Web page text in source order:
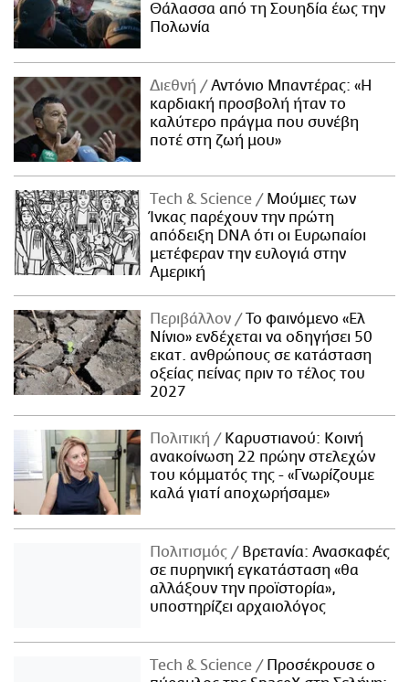
Θάλασσα από τη Σουηδία έως την
Πολωνία
Διεθνή
Αντόνιο Μπαντέρας: «Η
καρδιακή προσβολή ήταν το
καλύτερο πράγμα που συνέβη
ποτέ στη ζωή μου»
Τech & Science
Μούμιες των
Ίνκας παρέχουν την πρώτη
απόδειξη DNA ότι οι Ευρωπαίοι
μετέφεραν την ευλογιά στην
Αμερική
Περιβάλλον
Το φαινόμενο «Ελ
Νίνιο» ενδέχεται να οδηγήσει 50
εκατ. ανθρώπους σε κατάσταση
οξείας πείνας πριν το τέλος του
2027
Πολιτική
Καρυστιανού: Κοινή
ανακοίνωση 22 πρώην στελεχών
του κόμματός της - «Γνωρίζουμε
καλά γιατί αποχωρήσαμε»
Πολιτισμός
Βρετανία: Ανασκαφές
σε πυρηνική εγκατάσταση «θα
αλλάξουν την προϊστορία»,
υποστηρίζει αρχαιολόγος
Τech & Science
Προσέκρουσε ο